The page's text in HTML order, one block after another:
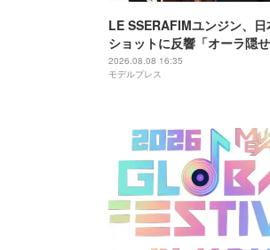
LE SSERAFIMユンジン、
ショットに反響「オーラ隠
「スタイル際立つ」の声
2026.08.08 16:35
モデルプレス